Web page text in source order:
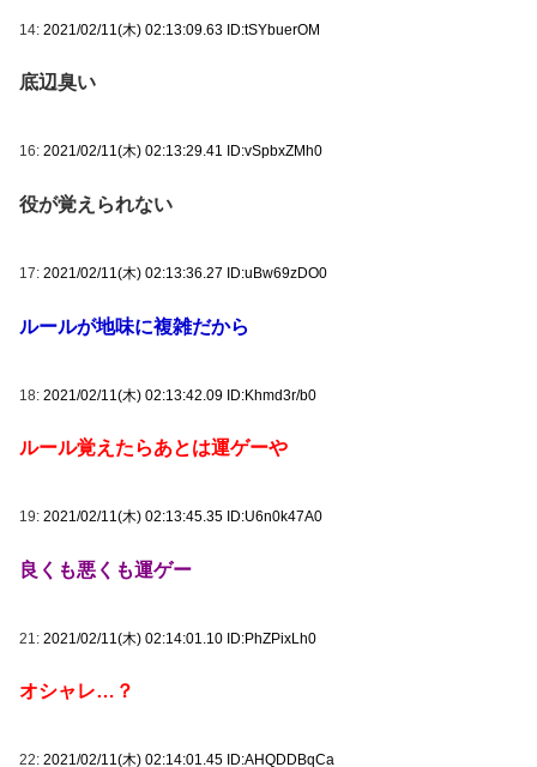
14: 2021/02/11(木) 02:13:09.63 ID:tSYbuerOM
底辺臭い
16: 2021/02/11(木) 02:13:29.41 ID:vSpbxZMh0
役が覚えられない
17: 2021/02/11(木) 02:13:36.27 ID:uBw69zDO0
ルールが地味に複雑だから
18: 2021/02/11(木) 02:13:42.09 ID:Khmd3r/b0
ルール覚えたらあとは運ゲーや
19: 2021/02/11(木) 02:13:45.35 ID:U6n0k47A0
良くも悪くも運ゲー
21: 2021/02/11(木) 02:14:01.10 ID:PhZPixLh0
オシャレ…？
22: 2021/02/11(木) 02:14:01.45 ID:AHQDDBqCa